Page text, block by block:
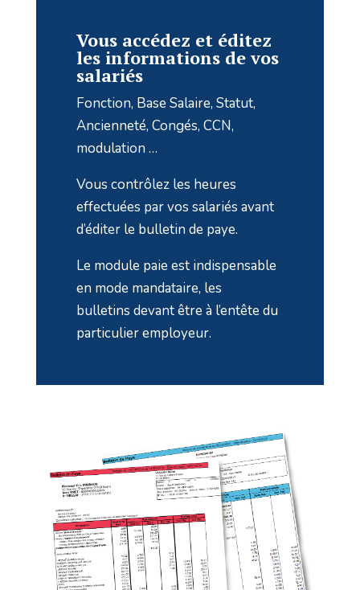
Vous accédez et éditez
les informations de vos
salariés
Fonction, Base Salaire, Statut,
Ancienneté, Congés, CCN,
modulation …
Vous contrôlez les heures
effectuées par vos salariés avant
d’éditer le bulletin de paye.
Le module paie est indispensable
en mode mandataire, les
bulletins devant être à l’entête du
particulier employeur.